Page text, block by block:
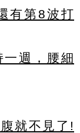
有第8波打
週，腰細
就不見了!